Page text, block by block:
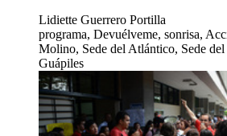
Lidiette Guerrero Portilla
programa, Devuélveme, sonrisa,
Molino, Sede del Atlántico, Sede
Guápiles